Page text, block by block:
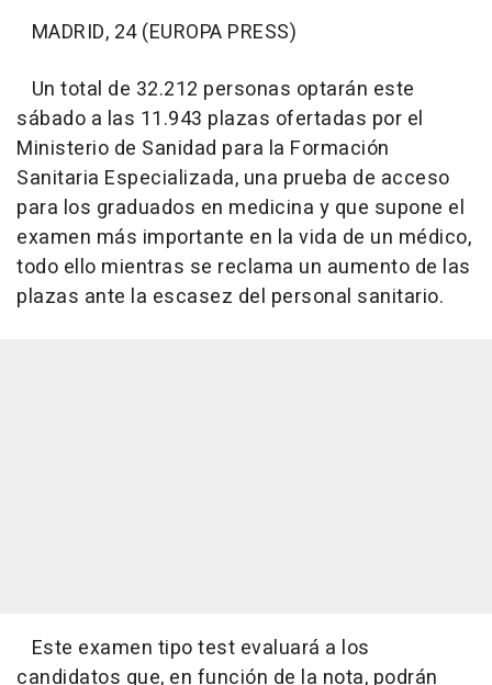
MADRID, 24 (EUROPA PRESS)
Un total de 32.212 personas optarán este
sábado a las 11.943 plazas ofertadas por el
Ministerio de Sanidad para la Formación
Sanitaria Especializada, una prueba de acceso
para los graduados en medicina y que supone el
examen más importante en la vida de un médico,
todo ello mientras se reclama un aumento de las
plazas ante la escasez del personal sanitario.
Este examen tipo test evaluará a los
candidatos que, en función de la nota, podrán